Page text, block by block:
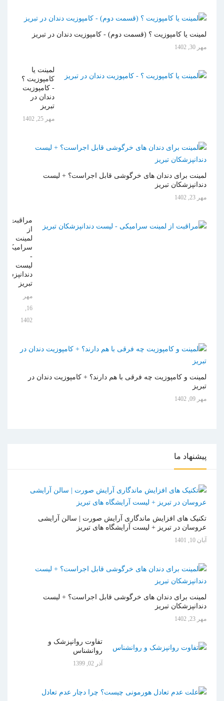
لمینت یا کامپوزیت ؟ (قسمت دوم) - کامپوزیت دندان در تبریز
مهر 30, 1402
لمینت یا
کامپوزیت ؟
- کامپوزیت
دندان در
تبریز
مهر 25, 1402
لمینت برای دندان های خرگوشی قابل اجراست؟ + لیست
دندانپزشکان تبریز
مهر 23, 1402
مراقبت
از
لمینت
سرامیکی
-
لیست
تبریز
مهر
1402
لمینت و کامپوزیت چه فرقی با هم دارند؟ + کامپوزیت دندان در
تبریز
مهر 09, 1402
پیشنهاد ما
تکنیک های افزایش ماندگاری آرایش صورت | سالن آرایشی
عروسان در تبریز + لیست آرایشگاه های تبریز
آبان 10, 1401
لمینت برای دندان های خرگوشی قابل اجراست؟ + لیست
دندانپزشکان تبریز
مهر 23, 1402
تفاوت روانپزشک و
روانشناس
آذر 02, 1399